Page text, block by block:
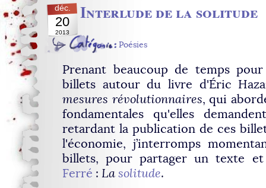
déc.
20
2013
Interlude de la solitude
Poésies
Prenant beaucoup de temps
billets autour du livre d'Éric
mesures révolutionnaires, qui
fondamentales qu'elles
retardant la publication de ces
l'économie, j’interromps
billets, pour partager un texte
Ferré : La solitude.